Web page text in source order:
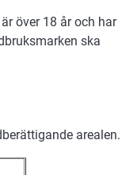
över 18 år och har
ska
arealen.